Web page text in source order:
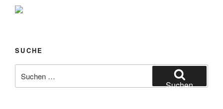
SUCHE
nach:
Suchen